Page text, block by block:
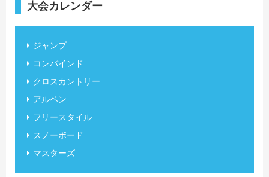
大会カレンダー
ジャンプ
コンバインド
クロスカントリー
アルペン
フリースタイル
スノーボード
マスターズ